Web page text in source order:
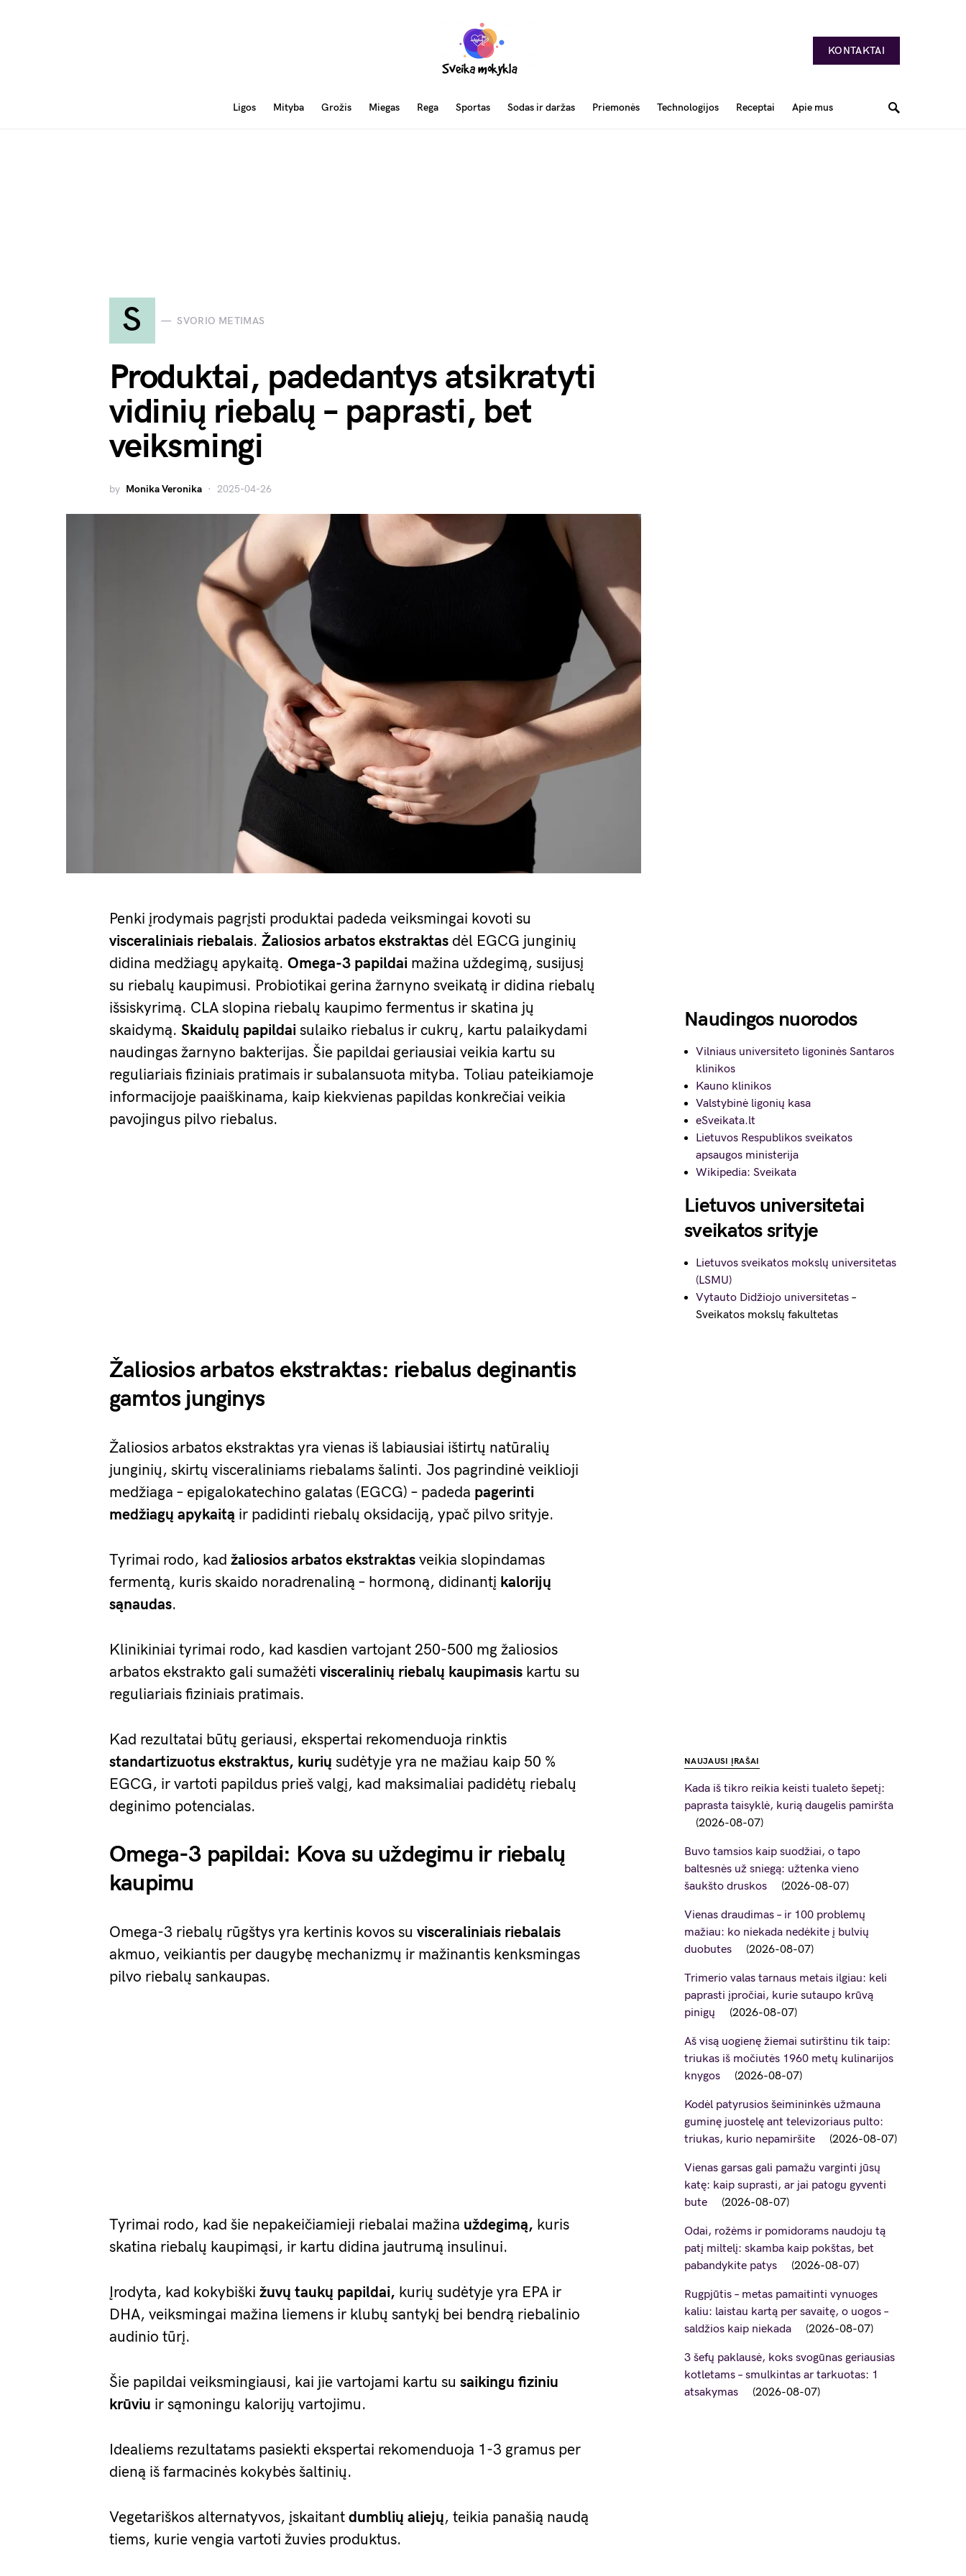
KONTAKTAI
Ligos Mityba Grožis Miegas Rega Sportas Sodas ir daržas Priemonės Technologijos Receptai Apie mus
S SVORIO METIMAS
Produktai, padedantys atsikratyti
vidinių riebalų – paprasti, bet
veiksmingi
by Monika Veronika 2025-04-26
Penki įrodymais pagrįsti produktai padeda veiksmingai kovoti su
visceraliniais riebalais. Žaliosios arbatos ekstraktas dėl EGCG junginių
didina medžiagų apykaitą. Omega-3 papildai mažina uždegimą, susijusį
su riebalų kaupimusi. Probiotikai gerina žarnyno sveikatą ir didina riebalų
išsiskyrimą. CLA slopina riebalų kaupimo fermentus ir skatina jų
skaidymą. Skaidulų papildai sulaiko riebalus ir cukrų, kartu palaikydami
naudingas žarnyno bakterijas. Šie papildai geriausiai veikia kartu su
reguliariais fiziniais pratimais ir subalansuota mityba. Toliau pateikiamoje
informacijoje paaiškinama, kaip kiekvienas papildas konkrečiai veikia
pavojingus pilvo riebalus.
Žaliosios arbatos ekstraktas: riebalus deginantis
gamtos junginys
Žaliosios arbatos ekstraktas yra vienas iš labiausiai ištirtų natūralių
junginių, skirtų visceraliniams riebalams šalinti. Jos pagrindinė veiklioji
medžiaga – epigalokatechino galatas (EGCG) – padeda pagerinti
medžiagų apykaitą ir padidinti riebalų oksidaciją, ypač pilvo srityje.
Tyrimai rodo, kad žaliosios arbatos ekstraktas veikia slopindamas
fermentą, kuris skaido noradrenaliną – hormoną, didinantį kalorijų
sąnaudas.
Klinikiniai tyrimai rodo, kad kasdien vartojant 250-500 mg žaliosios
arbatos ekstrakto gali sumažėti visceralinių riebalų kaupimasis kartu su
reguliariais fiziniais pratimais.
Kad rezultatai būtų geriausi, ekspertai rekomenduoja rinktis
standartizuotus ekstraktus, kurių sudėtyje yra ne mažiau kaip 50 %
EGCG, ir vartoti papildus prieš valgį, kad maksimaliai padidėtų riebalų
deginimo potencialas.
Omega-3 papildai: Kova su uždegimu ir riebalų
kaupimu
Omega-3 riebalų rūgštys yra kertinis kovos su visceraliniais riebalais
akmuo, veikiantis per daugybę mechanizmų ir mažinantis kenksmingas
pilvo riebalų sankaupas.
Tyrimai rodo, kad šie nepakeičiamieji riebalai mažina uždegimą, kuris
skatina riebalų kaupimąsi, ir kartu didina jautrumą insulinui.
Įrodyta, kad kokybiški žuvų taukų papildai, kurių sudėtyje yra EPA ir
DHA, veiksmingai mažina liemens ir klubų santykį bei bendrą riebalinio
audinio tūrį.
Šie papildai veiksmingiausi, kai jie vartojami kartu su saikingu fiziniu
krūviu ir sąmoningu kalorijų vartojimu.
Idealiems rezultatams pasiekti ekspertai rekomenduoja 1-3 gramus per
dieną iš farmacinės kokybės šaltinių.
Vegetariškos alternatyvos, įskaitant dumblių aliejų, teikia panašią naudą
tiems, kurie vengia vartoti žuvies produktus.
Naudingos nuorodos
Vilniaus universiteto ligoninės Santaros
klinikos
Kauno klinikos
Valstybinė ligonių kasa
eSveikata.lt
Lietuvos Respublikos sveikatos
apsaugos ministerija
Wikipedia: Sveikata
Lietuvos universitetai
sveikatos srityje
Lietuvos sveikatos mokslų universitetas
(LSMU)
Vytauto Didžiojo universitetas –
Sveikatos mokslų fakultetas
NAUJAUSI ĮRAŠAI
Kada iš tikro reikia keisti tualeto šepetį:
paprasta taisyklė, kurią daugelis pamiršta
2026-08-07
Buvo tamsios kaip suodžiai, o tapo
baltesnės už sniegą: užtenka vieno
šaukšto druskos
2026-08-07
Vienas draudimas – ir 100 problemų
mažiau: ko niekada nedėkite į bulvių
duobutes
2026-08-07
Trimerio valas tarnaus metais ilgiau: keli
paprasti įpročiai, kurie sutaupo krūvą
pinigų
2026-08-07
Aš visą uogienę žiemai sutirštinu tik taip:
triukas iš močiutės 1960 metų kulinarijos
knygos
2026-08-07
Kodėl patyrusios šeimininkės užmauna
guminę juostelę ant televizoriaus pulto:
triukas, kurio nepamiršite
2026-08-07
Vienas garsas gali pamažu varginti jūsų
katę: kaip suprasti, ar jai patogu gyventi
bute
2026-08-07
Odai, rožėms ir pomidorams naudoju tą
patį miltelį: skamba kaip pokštas, bet
pabandykite patys
2026-08-07
Rugpjūtis – metas pamaitinti vynuoges
kaliu: laistau kartą per savaitę, o uogos –
saldžios kaip niekada
2026-08-07
3 šefų paklausė, koks svogūnas geriausias
kotletams – smulkintas ar tarkuotas: 1
atsakymas
2026-08-07